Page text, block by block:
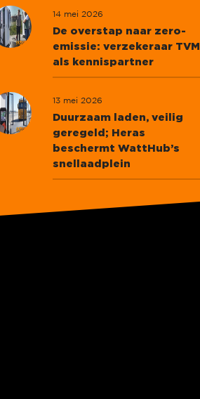
14 mei 2026
De overstap naar zero-
emissie: verzekeraar TVM
als kennispartner
13 mei 2026
Duurzaam laden, veilig
geregeld; Heras
beschermt WattHub’s
snellaadplein